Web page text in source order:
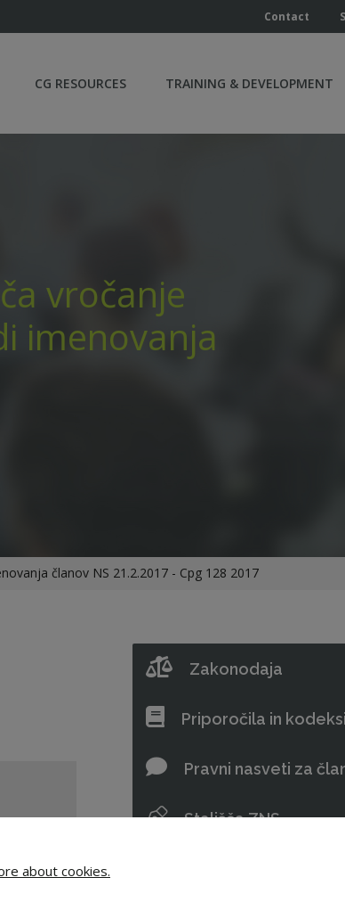
Contact
CG RESOURCES TRAINING & DEVELOPMENT
vročanje
imenovanja
članov NS 21.2.2017 - Cpg 128 2017
Zakonodaja
Priporočila in kodeksi
Pravni nasveti za
Stališča ZNS
about cookies.